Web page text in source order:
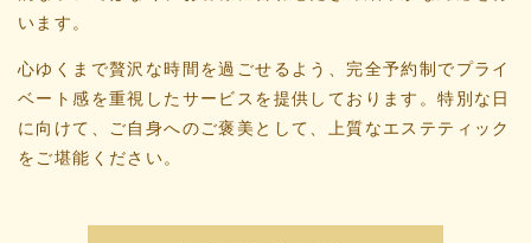
います。
心ゆくまで贅沢な時間を過ごせるよう、完全予約制でプライ
ベート感を重視したサービスを提供しております。特別な日
に向けて、ご自身へのご褒美として、上質なエステティック
をご堪能ください。